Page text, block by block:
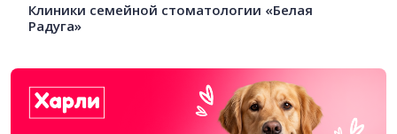
Клиники семейной стоматологии «Белая
Радуга»